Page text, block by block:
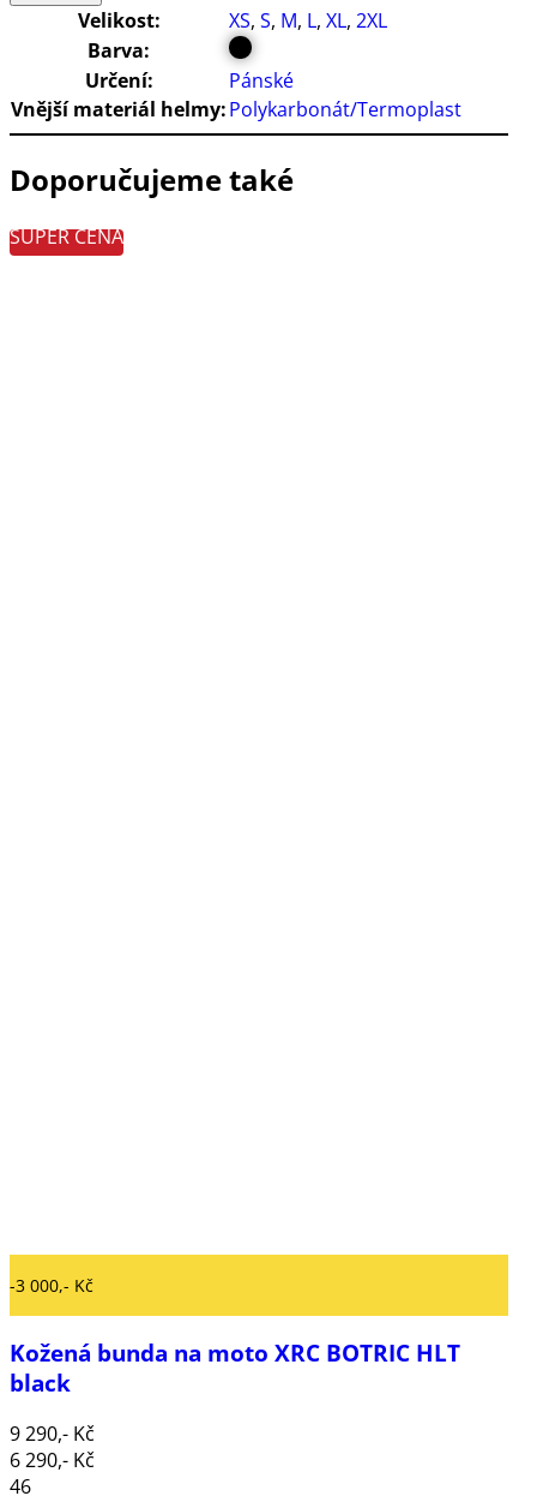
Velikost: XS, S, M, L, XL, 2XL
Barva:
Určení:
Pánské
Vnější materiál helmy:Polykarbonát/Termoplast
Doporučujeme také
SUPER CENA
-3 000,- Kč
Kožená bunda na moto XRC BOTRIC HLT
black
9 290,- Kč
6 290,- Kč
46